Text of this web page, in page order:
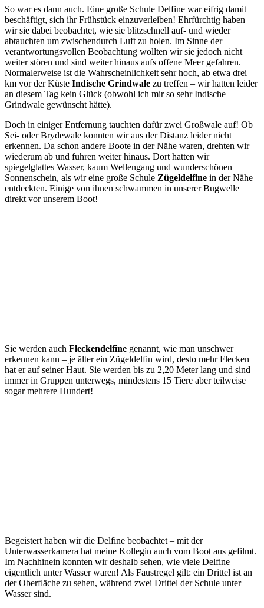
So war es dann auch. Eine große Schule Delfine war eifrig damit
beschäftigt, sich ihr Frühstück einzuverleiben! Ehrfürchtig haben
wir sie dabei beobachtet, wie sie blitzschnell auf- und wieder
abtauchten um zwischendurch Luft zu holen. Im Sinne der
verantwortungsvollen Beobachtung wollten wir sie jedoch nicht
weiter stören und sind weiter hinaus aufs offene Meer gefahren.
Normalerweise ist die Wahrscheinlichkeit sehr hoch, ab etwa drei
km vor der Küste Indische Grindwale zu treffen – wir hatten leider
an diesem Tag kein Glück (obwohl ich mir so sehr Indische
Grindwale gewünscht hätte).
Doch in einiger Entfernung tauchten dafür zwei Großwale auf! Ob
Sei- oder Brydewale konnten wir aus der Distanz leider nicht
erkennen. Da schon andere Boote in der Nähe waren, drehten wir
wiederum ab und fuhren weiter hinaus. Dort hatten wir
spiegelglattes Wasser, kaum Wellengang und wunderschönen
Sonnenschein, als wir eine große Schule Zügeldelfine in der Nähe
entdeckten. Einige von ihnen schwammen in unserer Bugwelle
direkt vor unserem Boot!
Sie werden auch Fleckendelfine genannt, wie man unschwer
erkennen kann – je älter ein Zügeldelfin wird, desto mehr Flecken
hat er auf seiner Haut. Sie werden bis zu 2,20 Meter lang und sind
immer in Gruppen unterwegs, mindestens 15 Tiere aber teilweise
sogar mehrere Hundert!
Begeistert haben wir die Delfine beobachtet – mit der
Unterwasserkamera hat meine Kollegin auch vom Boot aus gefilmt.
Im Nachhinein konnten wir deshalb sehen, wie viele Delfine
eigentlich unter Wasser waren! Als Faustregel gilt: ein Drittel ist an
der Oberfläche zu sehen, während zwei Drittel der Schule unter
Wasser sind.